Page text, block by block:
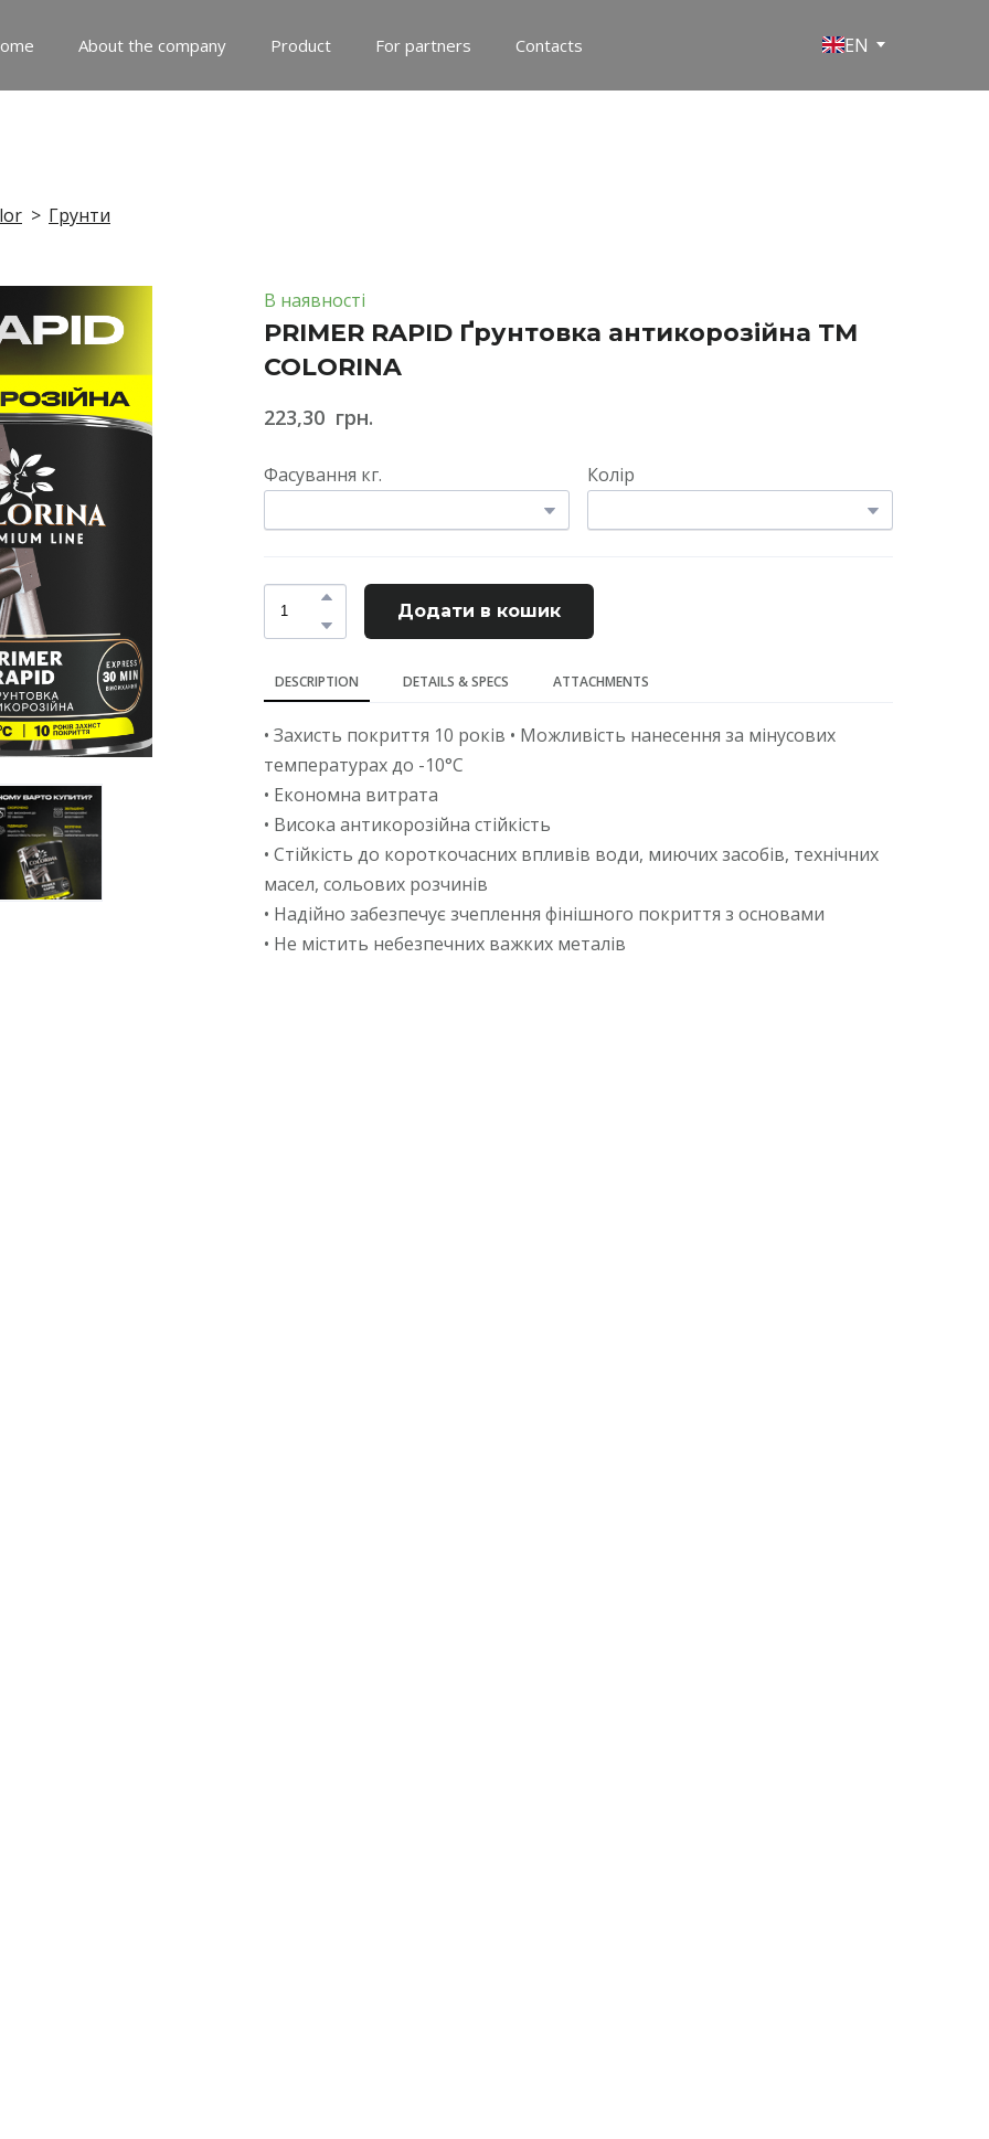
About the company Product For partners Contacts EN
Грунти
В наявності
PRIMER RAPID Ґрунтовка антикорозійна ТМ
COLORINA
223,30  грн.
Фасування кг. Колір
Додати в кошик
DESCRIPTION DETAILS & SPECS ATTACHMENTS
• Захисть покриття 10 років • Можливість нанесення за мінусових
температурах до -10°С
• Економна витрата
• Висока антикорозійна стійкість
• Стійкість до короткочасних впливів води, миючих засобів, технічних
масел, сольових розчинів
• Надійно забезпечує зчеплення фінішного покриття з основами
• Не містить небезпечних важких металів